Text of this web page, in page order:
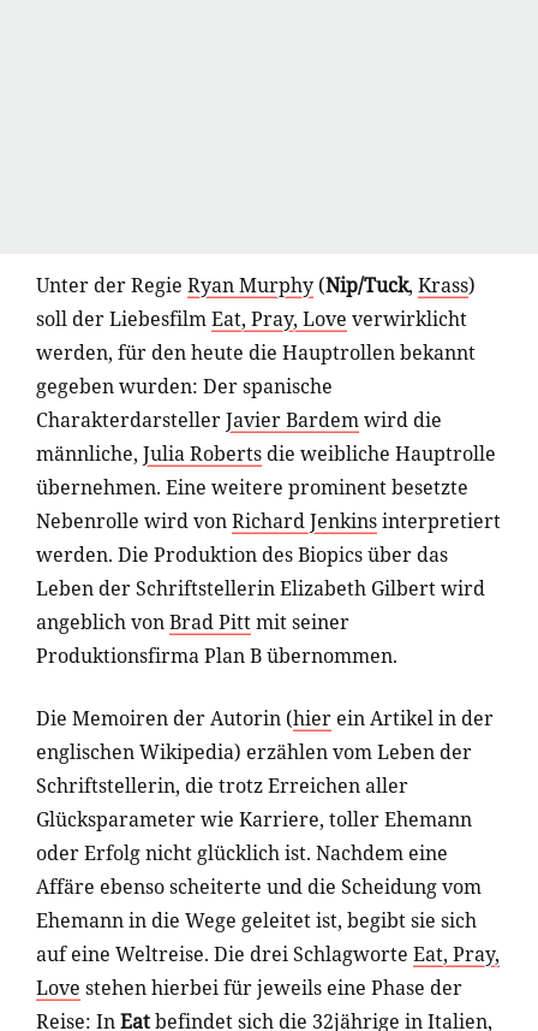
Unter der Regie Ryan Murphy (Nip/Tuck, Krass)
soll der LiebesfilmEat, Pray, Love verwirklicht
werden, für den heute die Hauptrollen bekannt
gegeben wurden: Der spanische
CharakterdarstellerJavier Bardemwird die
männliche, Julia Roberts die weibliche Hauptrolle
übernehmen. Eine weitere prominent besetzte
Nebenrolle wird vonRichard Jenkinsinterpretiert
werden. Die Produktion des Biopics über das
Leben der Schriftstellerin Elizabeth Gilbert wird
angeblich vonBrad Pittmit seiner
Produktionsfirma Plan B übernommen.
Die Memoiren der Autorin (hier ein Artikel in der
englischen Wikipedia) erzählen vom Leben der
Schriftstellerin, die trotz Erreichen aller
Glücksparameter wie Karriere, toller Ehemann
oder Erfolg nicht glücklich ist. Nachdem eine
Affäre ebenso scheiterte und die Scheidung vom
Ehemann in die Wege geleitet ist, begibt sie sich
auf eine Weltreise. Die drei Schlagworte Eat, Pray,
Love stehen hierbei für jeweils eine Phase der
Reise: InEatbefindet sich die 32jährige in Italien,